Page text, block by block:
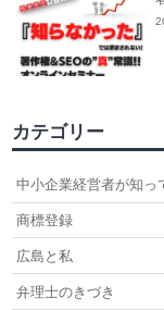
カテゴリー
中小企業経営者が知っ
商標登録
広島と私
弁理士のきづき